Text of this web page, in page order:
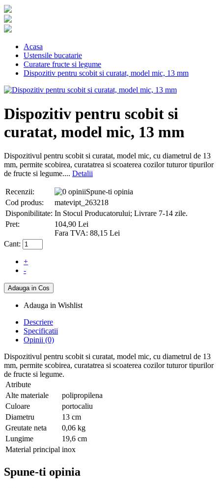
Acasa
Ustensile bucatarie
Curatare fructe si legume
Dispozitiv pentru scobit si curatat, model mic, 13 mm
Dispozitiv pentru scobit si
curatat, model mic, 13 mm
Dispozitivul pentru scobit si curatat, model mic, cu diametrul de 13
mm, permite scobirea, curatatrea si scoaterea cozilor tuturor tipurilor
de fructe si legume.... Detalii
Recenzii:
Spune-ti opinia
Cod produs:
matevipt_263218
Disponibilitate: In Stocul Producatorului; Livrare 7-14 zile.
Pret:
104,90 Lei
Fara TVA: 88,15 Lei
Cant:
+
-
Adauga in Wishlist
Descriere
Specificatii
Opinii (0)
Dispozitivul pentru scobit si curatat, model mic, cu diametrul de 13
mm, permite scobirea, curatatrea si scoaterea cozilor tuturor tipurilor
de fructe si legume.
Atribute
Alte materiale
polipropilena
Culoare
portocaliu
Diametru
13 cm
Greutate neta
0,06 kg
Lungime
19,6 cm
Material principal inox
Spune-ti opinia